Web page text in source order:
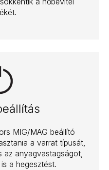
MIG/MAG beállító
a varrat típusát,
az anyagvastagságot,
a hegesztést.